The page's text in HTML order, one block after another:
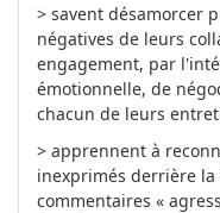
> savent désamorcer
négatives de leurs
engagement, par
émotionnelle, de
chacun de leurs
> apprennent à
inexprimés derrière
commentaires «